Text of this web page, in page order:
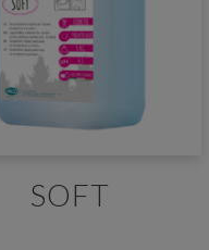
SOFT
E' necessario
accedere al portale. Se
registrazione del tuo profilo